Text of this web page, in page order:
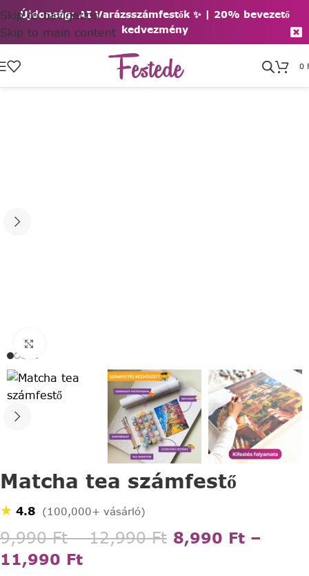
Újdonság: AI Varázsszámfestők ✨ | 20% bevezető
kedvezmény
Skip to navigation
Skip to main content
0
Matcha tea számfestő
★ 4.8 (100,000+ vásárló)
9,990Ft – 12,990Ft 8,990 Ft –
11,990 Ft